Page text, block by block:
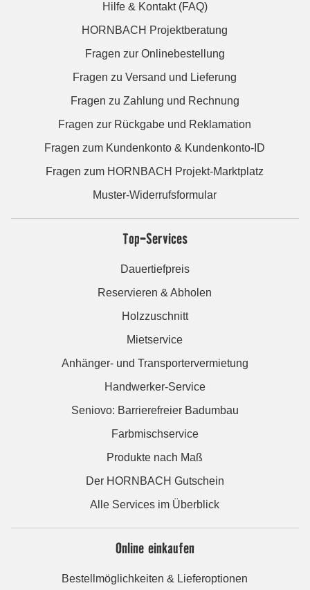
Hilfe & Kontakt (FAQ)
HORNBACH Projektberatung
Fragen zur Onlinebestellung
Fragen zu Versand und Lieferung
Fragen zu Zahlung und Rechnung
Fragen zur Rückgabe und Reklamation
Fragen zum Kundenkonto & Kundenkonto-ID
Fragen zum HORNBACH Projekt-Marktplatz
Muster-Widerrufsformular
Top-Services
Dauertiefpreis
Reservieren & Abholen
Holzzuschnitt
Mietservice
Anhänger- und Transportervermietung
Handwerker-Service
Seniovo: Barrierefreier Badumbau
Farbmischservice
Produkte nach Maß
Der HORNBACH Gutschein
Alle Services im Überblick
Online einkaufen
Bestellmöglichkeiten & Lieferoptionen